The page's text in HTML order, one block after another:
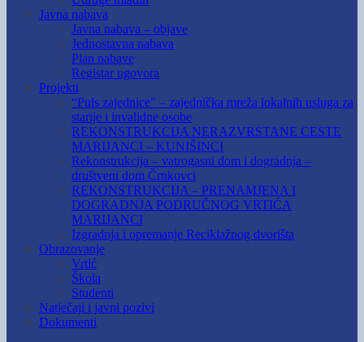
Javna nabava
Javna nabava – objave
Jednostavna nabava
Plan nabave
Registar ugovora
Projekti
“Puls zajednice” – zajednička mreža lokalnih usluga za
starije i invalidne osobe
REKONSTRUKCIJA NERAZVRSTANE CESTE
MARIJANCI – KUNIŠINCI
Rekonstrukcija – vatrogasni dom i dogradnja –
društveni dom Črnkovci
REKONSTRUKCIJA – PRENAMJENA I
DOGRADNJA PODRUČNOG VRTIĆA
MARIJANCI
Izgradnja i opremanje Reciklažnog dvorišta
Obrazovanje
Vrtić
Škola
Studenti
Natječaji i javni pozivi
Dokumenti